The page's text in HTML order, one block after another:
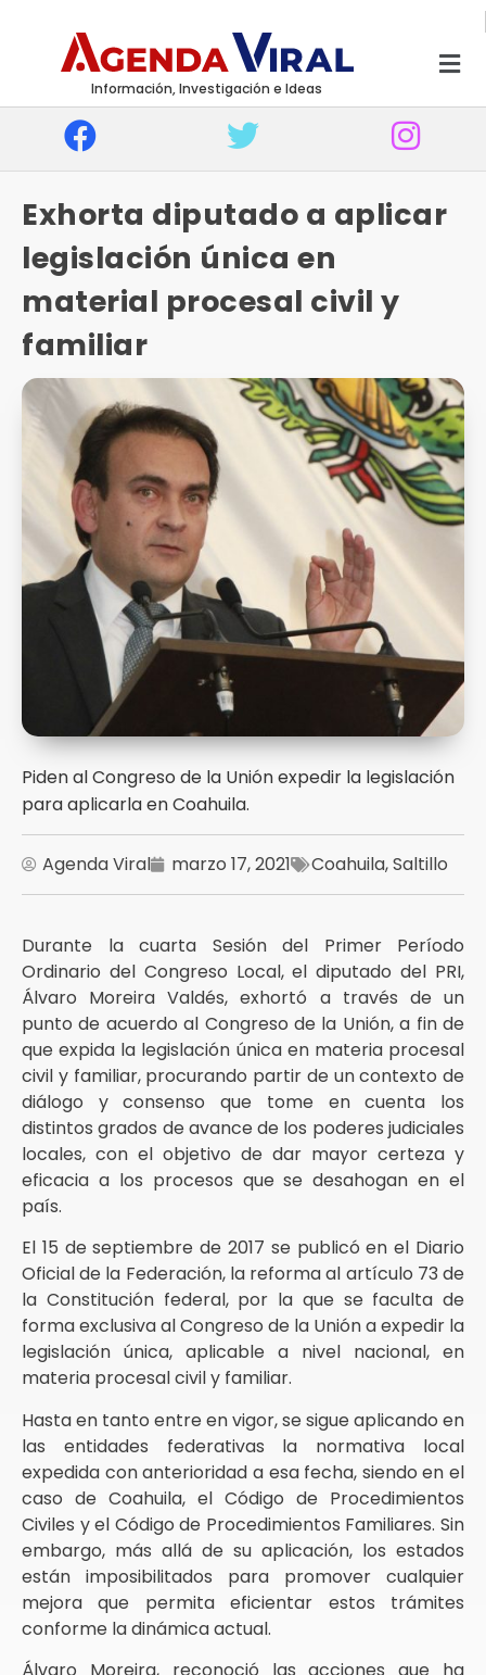
Información, Investigación e Ideas
Exhorta diputado a aplicar
legislación única en
material procesal civil y
familiar
Piden al Congreso de la Unión expedir la legislación
para aplicarla en Coahuila.
Agenda Viral marzo 17, 2021 Coahuila,Saltillo
Durante la cuarta Sesión del Primer Período
Ordinario del Congreso Local, el diputado del PRI,
Álvaro Moreira Valdés, exhortó a través de un
punto de acuerdo al Congreso de la Unión, a fin de
que expida la legislación única en materia procesal
civil y familiar, procurando partir de un contexto de
diálogo y consenso que tome en cuenta los
distintos grados de avance de los poderes judiciales
locales, con el objetivo de dar mayor certeza y
eficacia a los procesos que se desahogan en el
país.
El 15 de septiembre de 2017 se publicó en el Diario
Oficial de la Federación, la reforma al artículo 73 de
la Constitución federal, por la que se faculta de
forma exclusiva al Congreso de la Unión a expedir la
legislación única, aplicable a nivel nacional, en
materia procesal civil y familiar.
Hasta en tanto entre en vigor, se sigue aplicando en
las entidades federativas la normativa local
expedida con anterioridad a esa fecha, siendo en el
caso de Coahuila, el Código de Procedimientos
Civiles y el Código de Procedimientos Familiares. Sin
embargo, más allá de su aplicación, los estados
están imposibilitados para promover cualquier
mejora que permita eficientar estos trámites
conforme la dinámica actual.